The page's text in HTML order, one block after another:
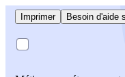
Imprimer Besoin d'aide